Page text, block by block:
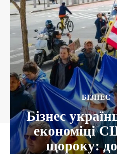
БІЗНЕС
Бізнес
економіці
щороку: